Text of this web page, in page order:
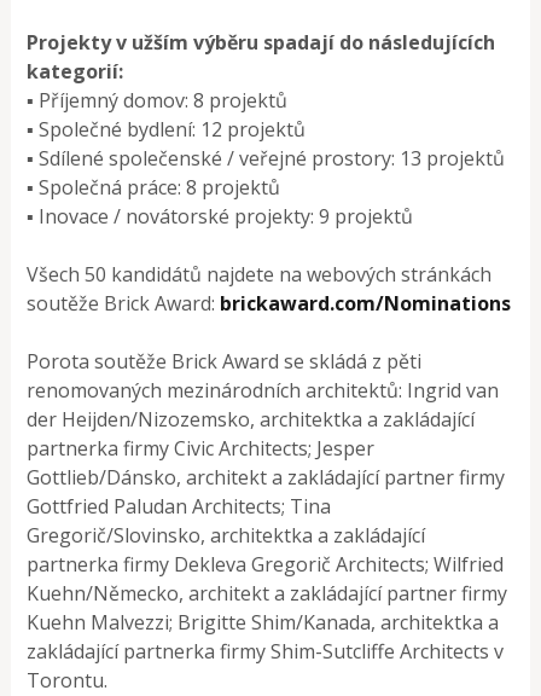
Projekty v užším výběru spadají do následujících
kategorií:
▪ Příjemný domov: 8 projektů
▪ Společné bydlení: 12 projektů
▪ Sdílené společenské / veřejné prostory: 13 projektů
▪ Společná práce: 8 projektů
▪ Inovace / novátorské projekty: 9 projektů
Všech 50 kandidátů najdete na webových stránkách
soutěže Brick Award: brickaward.com/Nominations
Porota soutěže Brick Award se skládá z pěti
renomovaných mezinárodních architektů: Ingrid van
der Heijden/Nizozemsko, architektka a zakládající
partnerka firmy Civic Architects; Jesper
Gottlieb/Dánsko, architekt a zakládající partner firmy
Gottfried Paludan Architects; Tina
Gregorič/Slovinsko, architektka a zakládající
partnerka firmy Dekleva Gregorič Architects; Wilfried
Kuehn/Německo, architekt a zakládající partner firmy
Kuehn Malvezzi; Brigitte Shim/Kanada, architektka a
zakládající partnerka firmy Shim-Sutcliffe Architects v
Torontu.